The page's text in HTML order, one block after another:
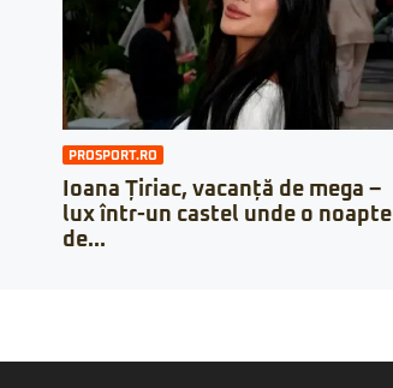
PROSPORT.RO
Ioana Țiriac, vacanță de mega –
lux într-un castel unde o noapte
de...